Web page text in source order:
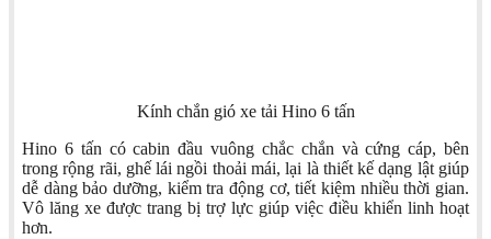
Kính chắn gió xe tải Hino 6 tấn
Hino 6 tấn có cabin đầu vuông chắc chắn và cứng cáp, bên
trong rộng rãi, ghế lái ngồi thoải mái, lại là thiết kế dạng lật giúp
dễ dàng bảo dưỡng, kiểm tra động cơ, tiết kiệm nhiều thời gian.
Vô lăng xe được trang bị trợ lực giúp việc điều khiển linh hoạt
hơn.